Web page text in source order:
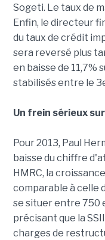
Sogeti. Le taux de
Enfin, le directeur
du taux de crédit
sera reversé plus
en baisse de 11,7%
stabilisés entre le
Un frein sérieux
Pour 2013, Paul
baisse du chiffre
HMRC, la
comparable à celle
se situer entre 750
précisant que la
charges de